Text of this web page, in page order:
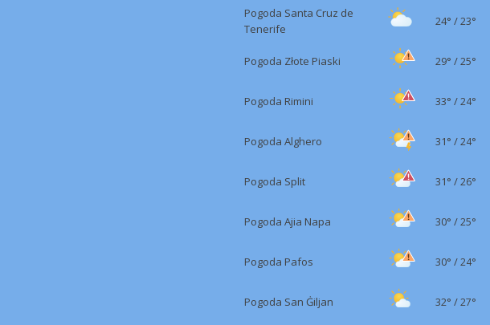
Pogoda Santa Cruz de
Tenerife
24° /23°
Pogoda Złote Piaski 29° /25°
Pogoda Rimini 33° /24°
Pogoda Alghero 31° /24°
Pogoda Split 31° /26°
Pogoda Ajia Napa 30° /25°
Pogoda Pafos 30° /24°
Pogoda San Ġiljan 32° /27°